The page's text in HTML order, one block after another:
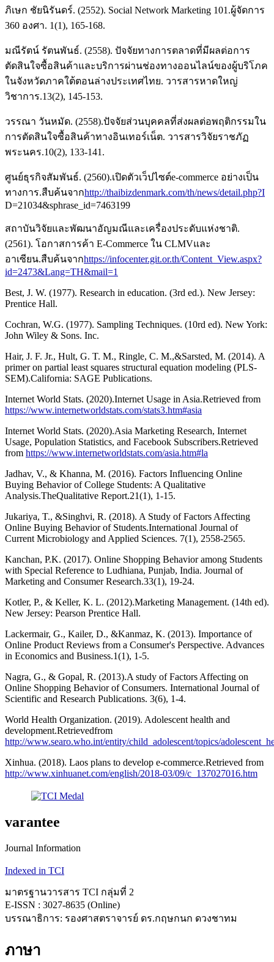
ภิเษก ชัยนิรันดร์. (2552). Social Network Marketing 101.ผู้จัดการ
360 องศา. 1(1), 165-168.
มณีรัตน์ รัตนพันธ์. (2558). ปัจจัยทางการตลาดที่มีผลต่อการ
ตัดสินใจซื้อสินค้าและบริการผ่านช่องทางออนไลน์ของผู้บริโภค
ในจังหวัดภาคใต้ตอนล่างประเทศไทย. วารสารหาดใหญ่
วิชาการ.13(2), 145-153.
วรรณา วันหมัด. (2558).ปัจจัยส่วนบุคคลที่ส่งผลต่อพฤติกรรมใน
การตัดสินใจซื้อสินค้าทางอินเทอร์เน็ต. วารสารวิจัยราชภัฏ
พระนคร.10(2), 133-141.
ศูนย์ธุรกิจสัมพันธ์. (2560).เปิดตัวเว็ปไซต์e-commerce อย่างเป็น
ทางการ.สืบค้นจากhttp://thaibizdenmark.com/th/news/detail.php?I
D=21034&sphrase_id=7463199
สถาบันวิจัยและพัฒนาอัญมณีและเครื่องประดับแห่งชาติ.
(2561). โอกาสการค้า E-Commerce ใน CLMVและ
อาเซียน.สืบค้นจากhttps://infocenter.git.or.th/Content_View.aspx?
id=2473&Lang=TH&mail=1
Best, J. W. (1977). Research in education. (3rd ed.). New Jersey:
Prentice Hall.
Cochran, W.G. (1977). Sampling Techniques. (10rd ed). New York:
John Wiley & Sons. Inc.
Hair, J. F. Jr., Hult, G. T. M., Ringle, C. M.,&Sarsted, M. (2014). A
primer on partial least squares structural equation modeling (PLS-
SEM).California: SAGE Publications.
Internet World Stats. (2020).Internet Usage in Asia.Retrieved from
https://www.internetworldstats.com/stats3.htm#asia
Internet World Stats. (2020).Asia Marketing Research, Internet
Usage, Population Statistics, and Facebook Subscribers.Retrieved
from https://www.internetworldstats.com/asia.htm#la
Jadhav, V., & Khanna, M. (2016). Factors Influencing Online
Buying Behavior of College Students: A Qualitative
Analysis.TheQualitative Report.21(1), 1-15.
Jukariya, T., &Singhvi, R. (2018). A Study of Factors Affecting
Online Buying Behavior of Students.International Journal of
Current Microbiology and Applied Sciences. 7(1), 2558-2565.
Kanchan, P.K. (2017). Online Shopping Behavior among Students
with Special Reference to Ludhiana, Punjab, India. Journal of
Marketing and Consumer Research.33(1), 19-24.
Kotler, P., & Keller, K. L. (2012).Marketing Management. (14th ed).
New Jersey: Pearson Prentice Hall.
Lackermair, G., Kailer, D., &Kanmaz, K. (2013). Importance of
Online Product Reviews from a Consumer's Perspective. Advances
in Economics and Business.1(1), 1-5.
Nagra, G., & Gopal, R. (2013).A study of Factors Affecting on
Online Shopping Behavior of Consumers. International Journal of
Scientific and Research Publications. 3(6), 1-4.
World Health Organization. (2019). Adolescent health and
development.Retrievedfrom
http://www.searo.who.int/entity/child_adolescent/topics/
Xinhua. (2018). Laos plans to develop e-commerce.Retrieved from
http://www.xinhuanet.com/english/2018-03/09/c_137027016.htm
varantee
Journal Information
Indexed in TCI
มาตรฐานวารสาร TCI กลุ่มที่ 2
E-ISSN : 3027-8635 (Online)
บรรณาธิการ: รองศาสตราจารย์ ดร.กฤษกนก ดวงชาทม
ภาษา